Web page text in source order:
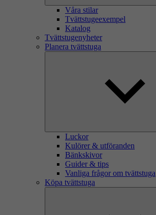
Våra stilar
Tvättstugeexempel
Katalog
Tvättstugenyheter
Planera tvättstuga
Luckor
Kulörer & utföranden
Bänkskivor
Guider & tips
Vanliga frågor om tvättstuga
Köpa tvättstuga